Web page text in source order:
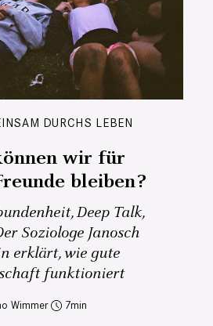
DURCHS LEBEN
wir für
bleiben?
Deep Talk,
Soziologe Janosch
erklärt, wie gute
funktioniert
Wimmer 7